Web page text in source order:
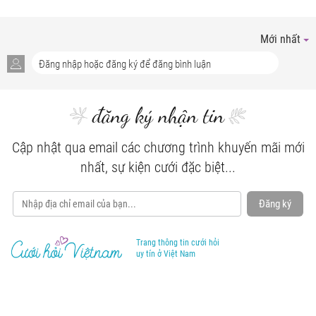
Mới nhất
đăng ký nhận tin
Cập nhật qua email các chương trình khuyến mãi mới
nhất, sự kiện cưới đặc biệt...
Đăng ký
Trang thông tin cưới hỏi
uy tín ở Việt Nam